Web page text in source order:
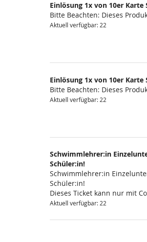
Einlösung 1x von 10er
Bitte Beachten: Dieses
Aktuell verfügbar: 22
Einlösung 1x von 10er
Bitte Beachten: Dieses
Aktuell verfügbar: 22
Schwimmlehrer:in
Schüler:in!
Schwimmlehrer:in
Schüler:in!
Dieses Ticket kann nur mit
Aktuell verfügbar: 22